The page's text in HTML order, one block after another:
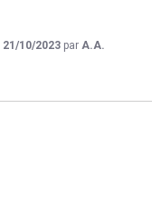
21/10/2023 par A.A.